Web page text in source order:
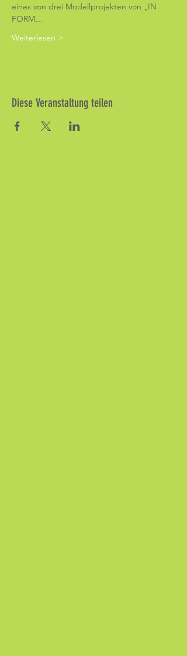
eines von drei Modellprojekten von „IN
FORM…
Weiterlesen >
Diese Veranstaltung teilen